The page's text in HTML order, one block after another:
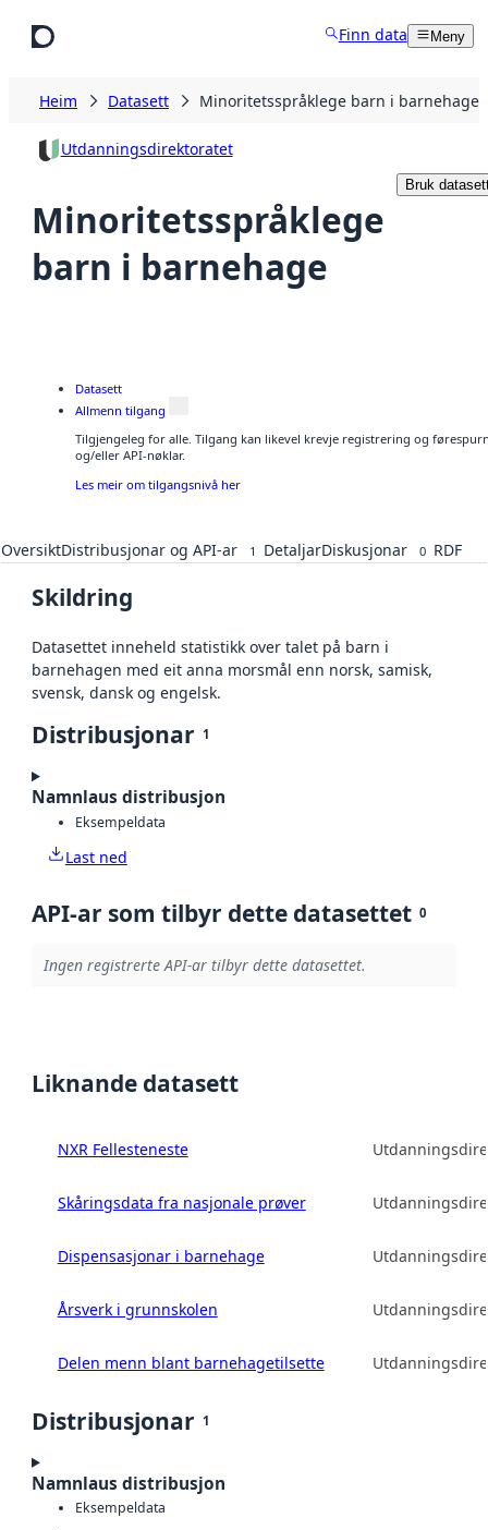
Finn data Meny
Heim Datasett Minoritetsspråklege barn i barnehage
Utdanningsdirektoratet
Minoritetsspråklege
barn i barnehage
Bruk
Datasett
Allmenn tilgang
Tilgjengeleg for alle. Tilgang kan likevel krevje registrering og
og/eller API-nøklar.
Les meir om tilgangsnivå her
OversiktDistribusjonar og API-ar 1 DetaljarDiskusjonar 0 RDF
Skildring
Datasettet inneheld statistikk over talet på barn i
barnehagen med eit anna morsmål enn norsk, samisk,
svensk, dansk og engelsk.
Distribusjonar 1
Namnlaus distribusjon
Eksempeldata
Last ned
API-ar som tilbyr dette datasettet 0
Ingen registrerte API-ar tilbyr dette datasettet.
Liknande datasett
NXR Fellesteneste
Skåringsdata fra nasjonale prøver
Dispensasjonar i barnehage
Årsverk i grunnskolen
Delen menn blant barnehagetilsette
Distribusjonar 1
Namnlaus distribusjon
Eksempeldata